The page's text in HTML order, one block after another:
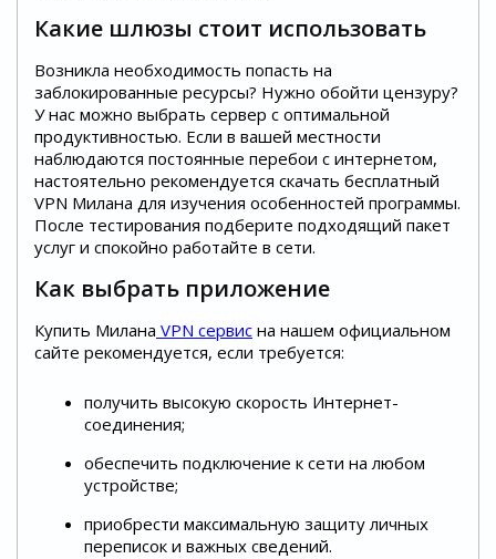
Какие шлюзы стоит использовать
Возникла необходимость попасть на
заблокированные ресурсы? Нужно обойти цензуру?
У нас можно выбрать сервер с оптимальной
продуктивностью. Если в вашей местности
наблюдаются постоянные перебои с интернетом,
настоятельно рекомендуется скачать бесплатный
VPN Милана для изучения особенностей программы.
После тестирования подберите подходящий пакет
услуг и спокойно работайте в сети.
Как выбрать приложение
Купить Милана VPN сервис на нашем официальном
сайте рекомендуется, если требуется:
получить высокую скорость Интернет-
соединения;
обеспечить подключение к сети на любом
устройстве;
приобрести максимальную защиту личных
переписок и важных сведений.